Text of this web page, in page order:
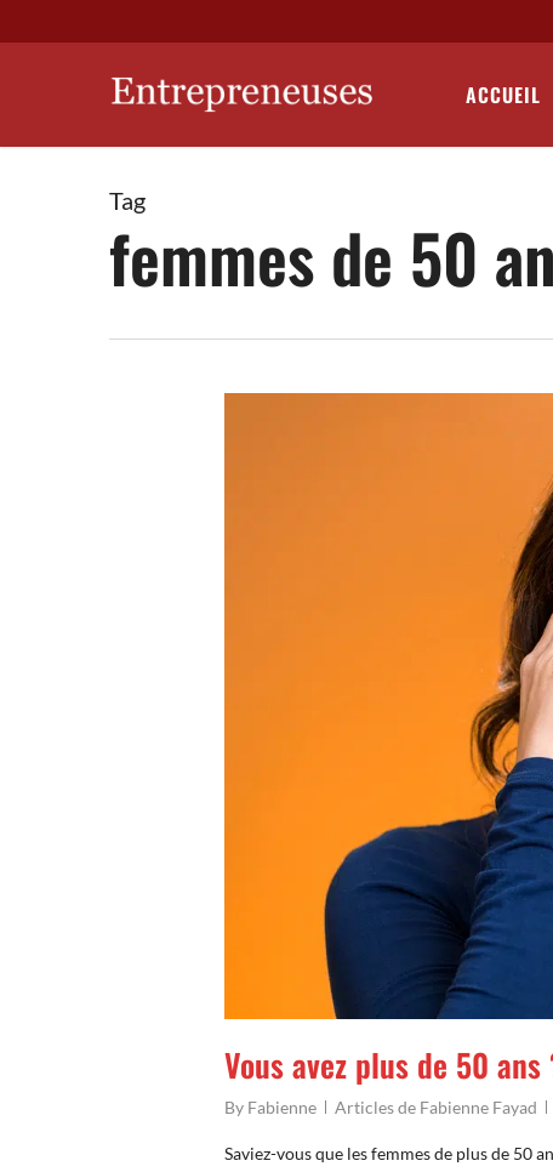
to
ACCUEIL
Tag
femmes de 50
Vous avez plus de 50
By Fabienne Articles de Fabienne Fayad
Saviez-vous que les femmes de plus de 50